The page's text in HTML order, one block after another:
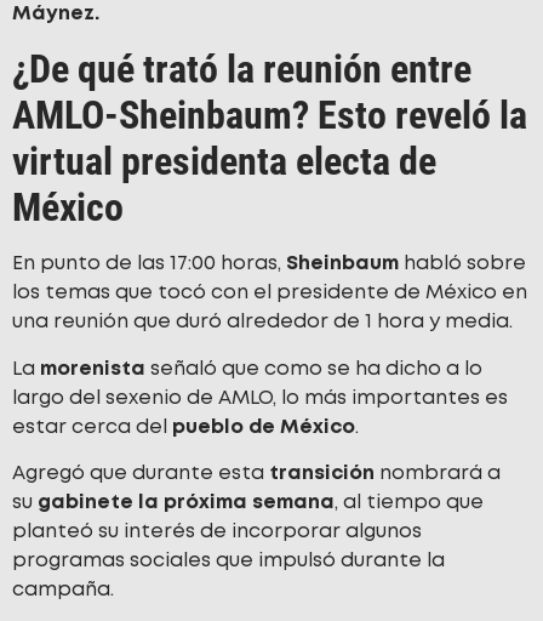
Máynez.
¿De qué trató la reunión entre
AMLO-Sheinbaum? Esto reveló la
virtual presidenta electa de
México
En punto de las 17:00 horas, Sheinbaum habló sobre
los temas que tocó con el presidente de México en
una reunión que duró alrededor de 1 hora y media.
La morenista señaló que como se ha dicho a lo
largo del sexenio de AMLO, lo más importantes es
estar cerca del pueblo de México.
Agregó que durante esta transición nombrará a
su gabinete la próxima semana, al tiempo que
planteó su interés de incorporar algunos
programas sociales que impulsó durante la
campaña.